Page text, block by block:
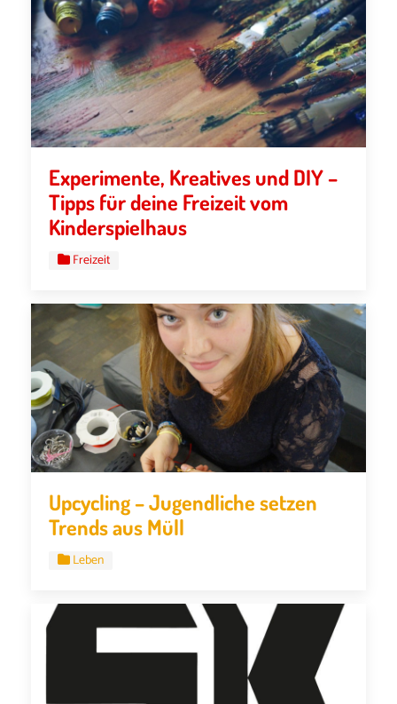
Experimente, Kreatives und DIY –
Tipps für deine Freizeit vom
Kinderspielhaus
Freizeit
Upcycling – Jugendliche setzen
Trends aus Müll
Leben